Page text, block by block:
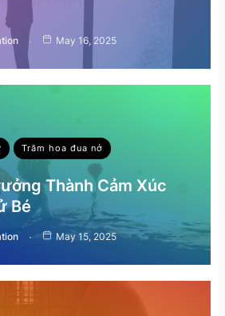
May 16, 2025
Trăm hoa đua nở
Thành Cảm Xúc
Bé
May 15, 2025